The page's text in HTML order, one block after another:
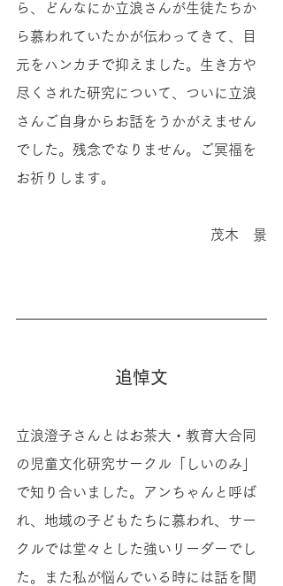
ら、どんなにか立浪さんが生徒たちか
ら慕われていたかが伝わってきて、目
元をハンカチで抑えました。生き方や
尽くされた研究について、ついに立浪
さんご自身からお話をうかがえません
でした。残念でなりません。ご冥福を
お祈りします。
茂木　景
追悼文
立浪澄子さんとはお茶大・教育大合同
の児童文化研究サークル「しいのみ」
で知り合いました。アンちゃんと呼ば
れ、地域の子どもたちに慕われ、サー
クルでは堂々とした強いリーダーでし
た。また私が悩んでいる時には話を聞